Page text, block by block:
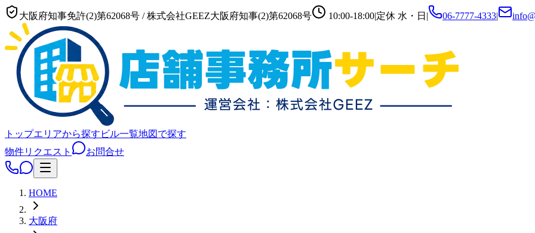
大阪府知事免許(2)第62068号 /株式会社GEEZ大阪府知事(2)第62068号 10:00-18:00|定休 水・日 | 06-7777-4333|
トップエリアから探す ビル一覧地図で探す
物件リクエスト
お問合せ
HOME
大阪府